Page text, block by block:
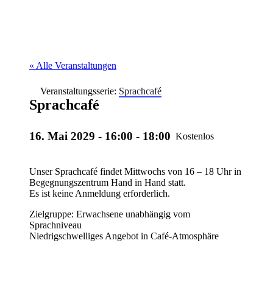
« Alle Veranstaltungen
Veranstaltungsserie: Sprachcafé
Sprachcafé
16. Mai 2029 - 16:00 - 18:00 Kostenlos
Unser Sprachcafé findet Mittwochs von 16 – 18 Uhr in
Begegnungszentrum Hand in Hand statt.
Es ist keine Anmeldung erforderlich.
Zielgruppe: Erwachsene unabhängig vom
Sprachniveau
Niedrigschwelliges Angebot in Café-Atmosphäre